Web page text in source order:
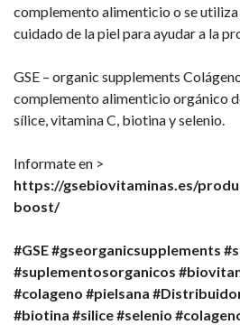
complemento alimenticio o se
cuidado de la piel para ayudar a la
GSE – organic supplements
complemento alimenticio orgánico
sílice, vitamina C, biotina y selenio.
Informate en >
https://gsebiovitaminas.es/
boost/
#GSE#gseorganicsupplements
#suplementosorganicos
#colageno #pielsana
#biotina #silice#selenio